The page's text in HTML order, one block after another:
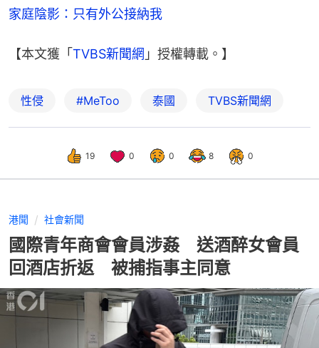
家庭陰影：只有外公接納我
【本文獲「 TVBS新聞網 」授權轉載。】
性侵 #MeToo 泰國 TVBS新聞網
19 0 0 8 0
港聞 社會新聞
國際青年商會會員涉姦 送酒醉女會員
回酒店折返 被捕指事主同意